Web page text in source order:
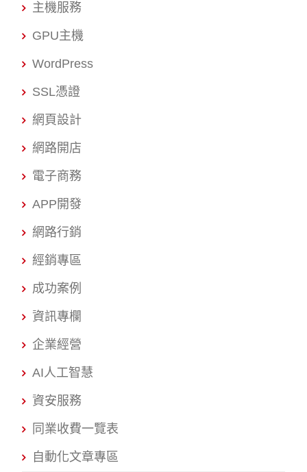
主機服務
GPU主機
WordPress
SSL憑證
網頁設計
網路開店
電子商務
APP開發
網路行銷
經銷專區
成功案例
資訊專欄
企業經營
AI人工智慧
資安服務
同業收費一覽表
自動化文章專區